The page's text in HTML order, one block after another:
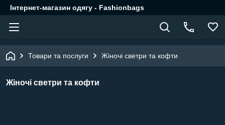
Інтернет-магазин одягу - Fashionbags
Товари та послуги Жіночі светри та кофти
Жіночі светри та кофти